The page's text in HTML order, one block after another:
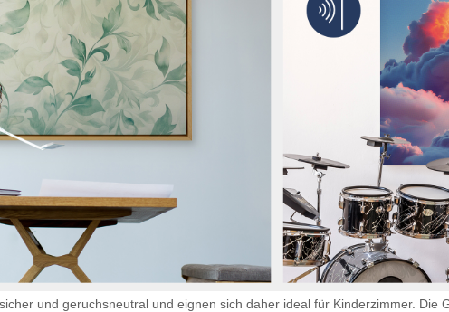
und geruchsneutral und eignen sich daher ideal für Kinderzimmer. Die